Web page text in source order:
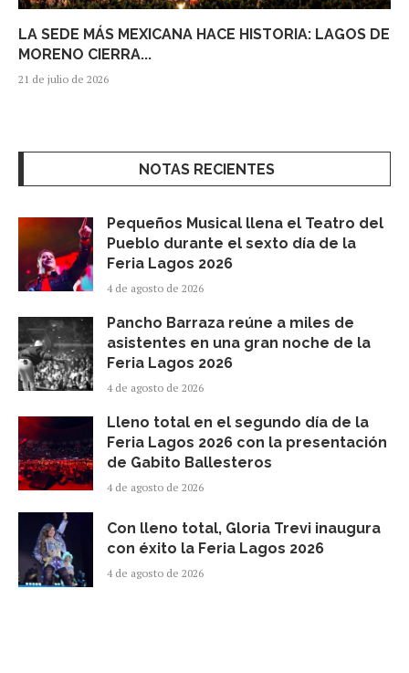
LA SEDE MÁS MEXICANA HACE HISTORIA: LAGOS DE
MORENO CIERRA...
21 de julio de 2026
NOTAS RECIENTES
Pequeños Musical llena el Teatro del
Pueblo durante el sexto día de la
Feria Lagos 2026
4 de agosto de 2026
Pancho Barraza reúne a miles de
asistentes en una gran noche de la
Feria Lagos 2026
4 de agosto de 2026
Lleno total en el segundo día de la
Feria Lagos 2026 con la presentación
de Gabito Ballesteros
4 de agosto de 2026
Con lleno total, Gloria Trevi inaugura
con éxito la Feria Lagos 2026
4 de agosto de 2026